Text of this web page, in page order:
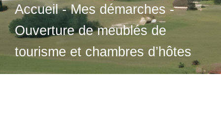
Accueil-Mes démarches-
Ouverture de meublés de
tourisme et chambres d’hôtes